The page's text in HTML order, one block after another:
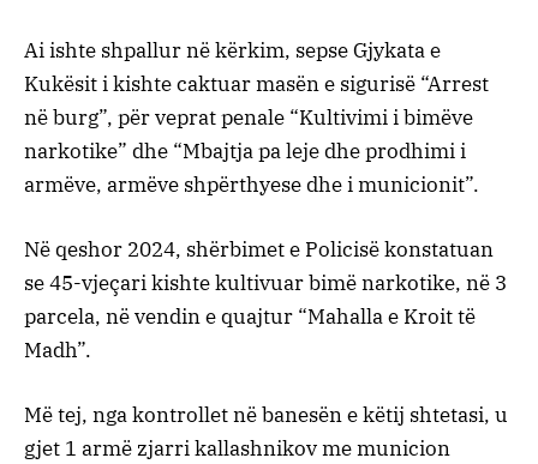
Ai ishte shpallur në kërkim, sepse Gjykata e
Kukësit i kishte caktuar masën e sigurisë “Arrest
në burg”, për veprat penale “Kultivimi i bimëve
narkotike” dhe “Mbajtja pa leje dhe prodhimi i
armëve, armëve shpërthyese dhe i municionit”.
Në qeshor 2024, shërbimet e Policisë konstatuan
se 45-vjeçari kishte kultivuar bimë narkotike, në 3
parcela, në vendin e quajtur “Mahalla e Kroit të
Madh”.
Më tej, nga kontrollet në banesën e këtij shtetasi, u
gjet 1 armë zjarri kallashnikov me municion